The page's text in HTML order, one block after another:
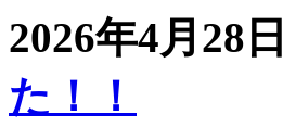
2026年4月28
た！！